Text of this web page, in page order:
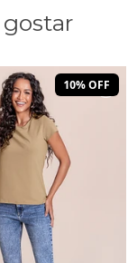
10% OFF